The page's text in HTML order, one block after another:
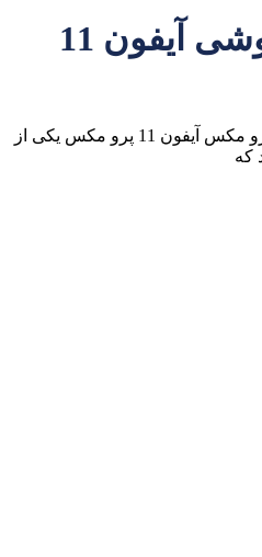
نقد و بررسی گوشی آیفون 11
مقدمه‌ای بر گوشی آیفون 11 پرو مکس آیفون 11 پرو مکس یکی از